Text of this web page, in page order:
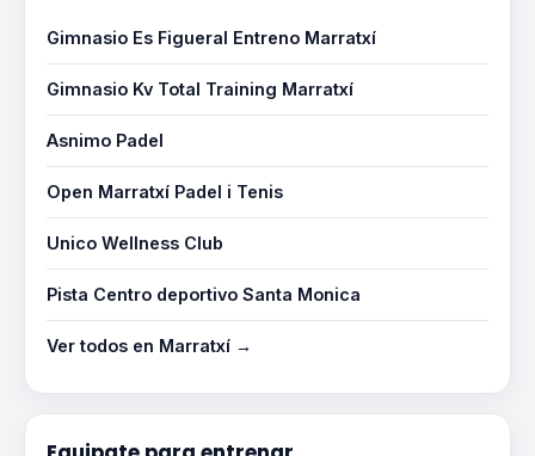
Gimnasio Es Figueral Entreno Marratxí
Gimnasio Kv Total Training Marratxí
Asnimo Padel
Open Marratxí Padel i Tenis
Unico Wellness Club
Pista Centro deportivo Santa Monica
Ver todos en Marratxí →